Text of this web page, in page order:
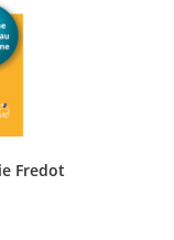
Fredot